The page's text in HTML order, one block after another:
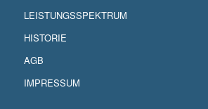
LEISTUNGSSPEKTRUM
HISTORIE
AGB
IMPRESSUM